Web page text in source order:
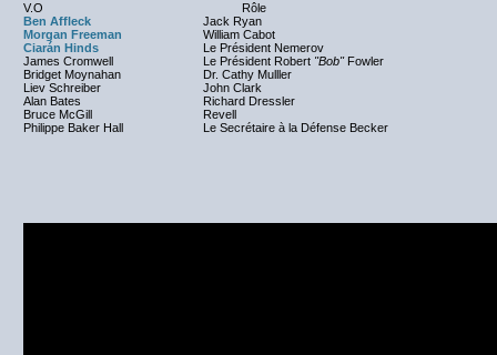
V.O
Rôle
Ben Affleck
Jack Ryan
Morgan Freeman
William Cabot
Ciarán Hinds
Le Président Nemerov
James Cromwell
Le Président Robert "Bob"Fowler
Bridget Moynahan
Dr. Cathy Mulller
Liev Schreiber
John Clark
Alan Bates
Richard Dressler
Bruce McGill
Revell
Philippe Baker Hall
Le Secrétaire à la Défense Becker